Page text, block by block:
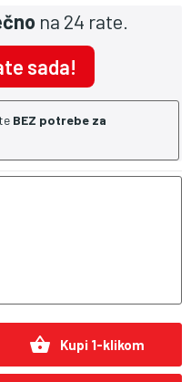
na 24 rate.
sada!
BEZ potrebe za
shopping_basket Kupi 1-klikom